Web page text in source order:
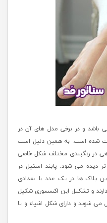
باشد و در برخی مدل های آن در
شده است. به همین دلیل است
در رنگبندی مختلف شکل خاصی
دیده می شود. پابند استیل در
پلاک ها در یک عدد یا تعدادی
دارند و تشکیل این اکسسوری شکیل
می شوند و دارای شکل اشیاء و یا